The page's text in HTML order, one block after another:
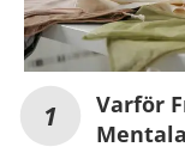
Varför